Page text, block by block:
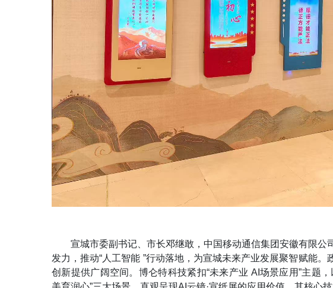
宣城市委副书记、市长邓继敢，中国移动通信集团安徽有限
发力，推动“人工智能 ”行动落地，为宣城未来产业发展聚智赋能
创新提供广阔空间。博仑特科技紧扣“未来产业 AI场景应用”主题，